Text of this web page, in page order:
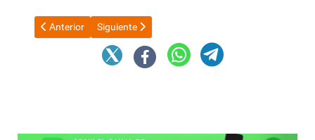
Artículo anterior: Luis Caputo mandó pedir un "waiver" ante el
Anterior Artículo siguiente: En señal de duelo se
Siguiente